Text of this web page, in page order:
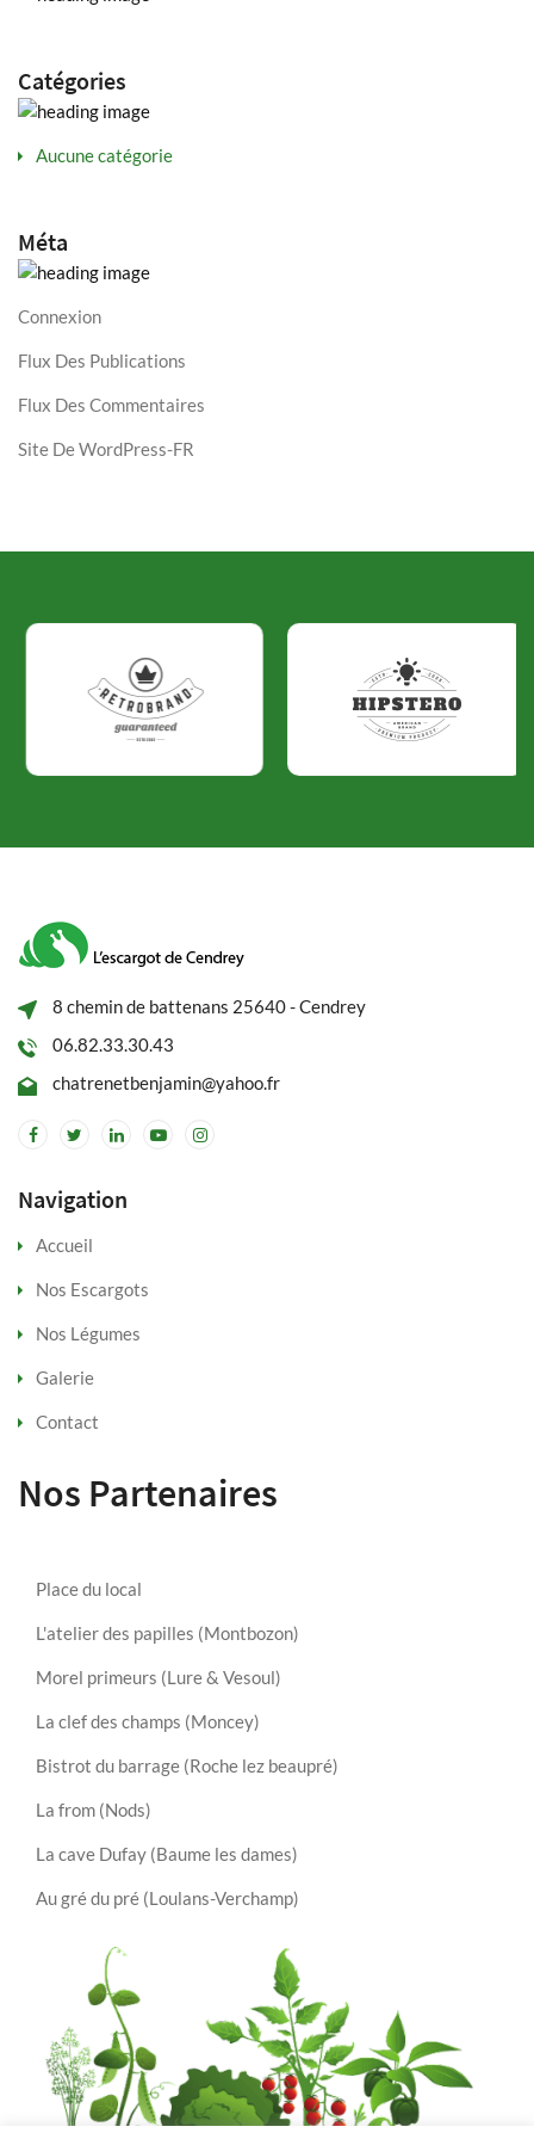
Catégories
Aucune catégorie
Méta
Connexion
Flux Des Publications
Flux Des Commentaires
Site De WordPress-FR
8 chemin de battenans 25640 - Cendrey
06.82.33.30.43
chatrenetbenjamin@yahoo.fr
Navigation
Accueil
Nos Escargots
Nos Légumes
Galerie
Contact
Nos Partenaires
Place du local
L'atelier des papilles (Montbozon)
Morel primeurs (Lure & Vesoul)
La clef des champs (Moncey)
Bistrot du barrage (Roche lez beaupré)
La from (Nods)
La cave Dufay (Baume les dames)
Au gré du pré (Loulans-Verchamp)